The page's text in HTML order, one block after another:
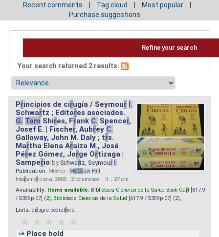
Recent comments
Tag cloud
Most popular
Purchase suggestions
Refine your search
Your search returned 2 results.
Principios de cirugía / Seymour I.
Schwartz ; Editores asociados.
G. Tom Shires, Frank C. Spencer,
Josef E. | Fischer, Aubrey C.
Galloway, John M. Daly ; trs.
Martha Elena Araiza M., José
Pérez Gómez, Jorge Ortizaga |
Samperio by Schwartz, Seymour I.
Publication: México : McGraw-Hill
Interamericana, 2000 . 2 volumenes. : il. ; 27 cm.
Availability: Items available: Biblioteca Ciencias de la Salud Book Cart [ 617.9
/ S399p-07 ] (2), Biblioteca Ciencias de la Salud [ 617.9 / S399p-07 ] (2),
Lists: cirugia pediatrica
Place hold